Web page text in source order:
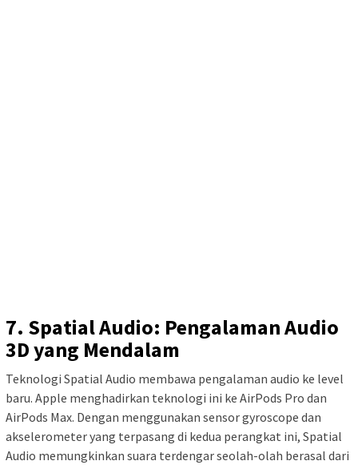
7. Spatial Audio: Pengalaman Audio
3D yang Mendalam
Teknologi Spatial Audio membawa pengalaman audio ke level
baru. Apple menghadirkan teknologi ini ke AirPods Pro dan
AirPods Max. Dengan menggunakan sensor gyroscope dan
akselerometer yang terpasang di kedua perangkat ini, Spatial
Audio memungkinkan suara terdengar seolah-olah berasal dari